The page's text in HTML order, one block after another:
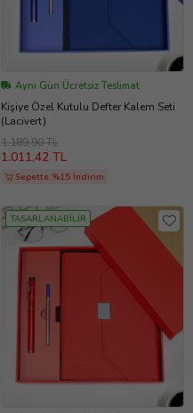
Aynı Gün Ücretsiz Teslimat
Kişiye Özel Kutulu Defter Kalem Seti
(Lacivert)
1.189,90 TL
1.011,42 TL
Sepette %15 İndirim
TASARLANABİLİR